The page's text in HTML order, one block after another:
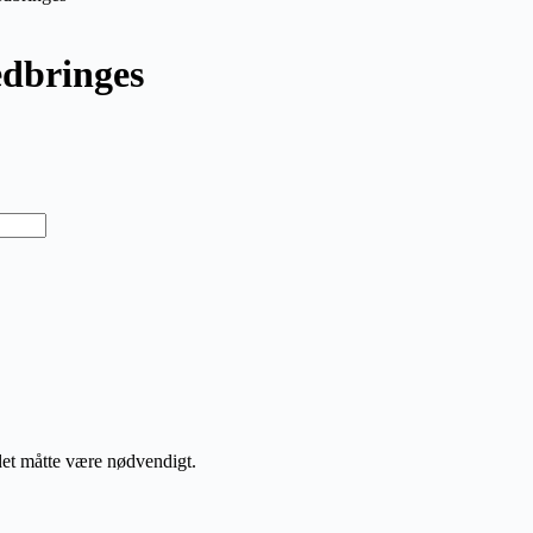
måtte være nødvendigt.